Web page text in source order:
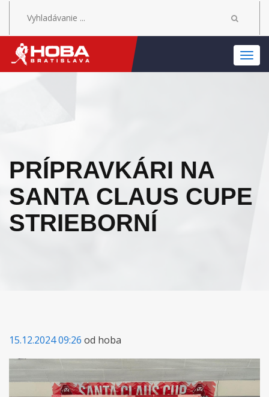
PRÍPRAVKÁRI NA
SANTA CLAUS CUPE
STRIEBORNÍ
15.12.2024 09:26 od hoba